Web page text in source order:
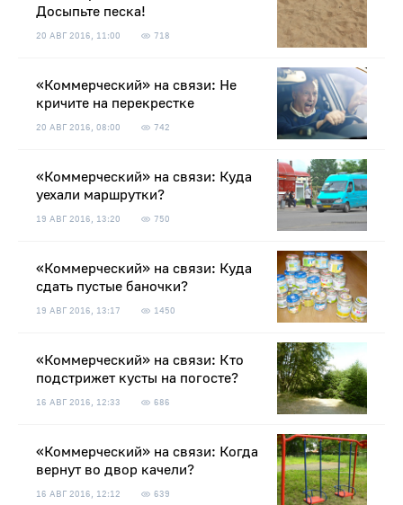
Досыпьте песка!
20 АВГ 2016, 11:00 718
«Коммерческий» на связи: Не
кричите на перекрестке
20 АВГ 2016, 08:00 742
«Коммерческий» на связи: Куда
уехали маршрутки?
19 АВГ 2016, 13:20 750
«Коммерческий» на связи: Куда
сдать пустые баночки?
19 АВГ 2016, 13:17 1450
«Коммерческий» на связи: Кто
подстрижет кусты на погосте?
16 АВГ 2016, 12:33 686
«Коммерческий» на связи: Когда
вернут во двор качели?
16 АВГ 2016, 12:12 639